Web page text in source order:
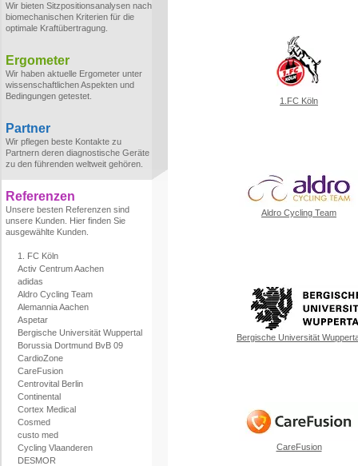
Wir bieten Sitzpositionsanalysen nach
biomechanischen Kriterien für die
optimale Kraftübertragung.
Ergometer
Wir haben aktuelle Ergometer unter
wissenschaftlichen Aspekten und
Bedingungen getestet.
Partner
Wir pflegen beste Kontakte zu
Partnern deren diagnostische Geräte
zu den führenden weltweit gehören.
Referenzen
Unsere besten Referenzen sind
unsere Kunden. Hier finden Sie
ausgewählte Kunden.
1. FC Köln
Activ Centrum Aachen
adidas
Aldro Cycling Team
Alemannia Aachen
Aspetar
Bergische Universität Wuppertal
Borussia Dortmund BvB 09
CardioZone
CareFusion
Centrovital Berlin
Continental
Cortex Medical
Cosmed
custo med
Cycling Vlaanderen
DESMOR
1.FC Köln
Aldro Cycling Team
Bergische Universität
CareFusion